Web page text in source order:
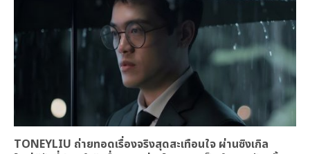
TONEYLIU ถ่ายทอดเรื่องจริงสุดสะเทือนใจ ผ่านซิงเกิล